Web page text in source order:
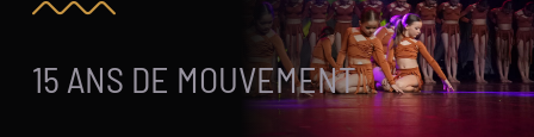
15 ANS DE MOUVEMENT